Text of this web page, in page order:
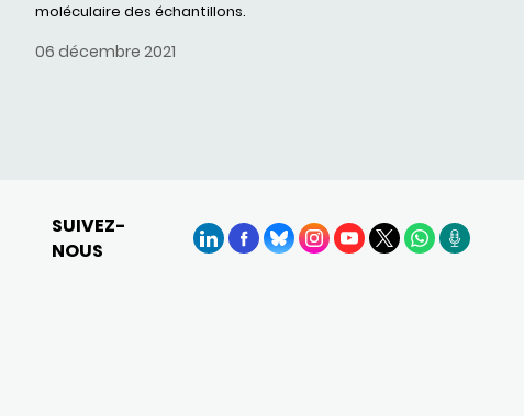
moléculaire des échantillons.
06 décembre 2021
SUIVEZ-
NOUS
LinkedInFacebook
BlueSkyInstagram
YouTube
X WhatsApp
Podcasts